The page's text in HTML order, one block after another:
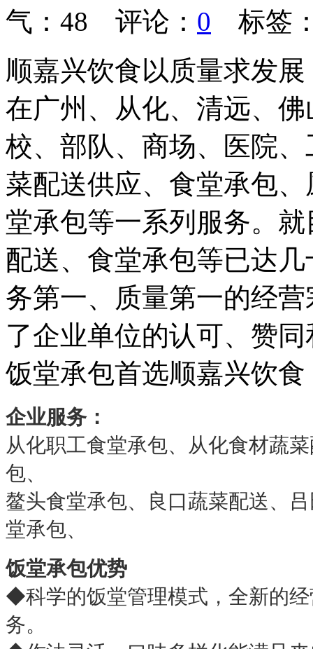
气： 48 评论： 0 标签
顺嘉兴饮食以质量求发
在广州、从化、清远、
校、部队、商场、医院
菜配送供应、食堂承包
堂承包等一系列服务。
配送、食堂承包等已达
务第一、质量第一的经
了企业单位的认可、赞
饭堂承包首选顺嘉兴饮
企业服务：
从化职工食堂承包、从化食材蔬
包、
鳌头食堂承包、良口蔬菜配送、
堂承包、
饭堂承包优势
◆科学的饭堂管理模式，全新的
务。